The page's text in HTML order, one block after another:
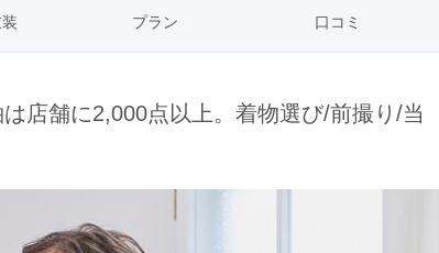
(52)
島根県(26)
九州／沖縄
プラン 口コミ
店舗に2,000点以上。着物選び/前撮り/当